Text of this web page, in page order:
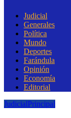
Judicial
Generales
Política
Mundo
Deportes
Farándula
Opinión
Economía
Editorial
JudicialPrincipal